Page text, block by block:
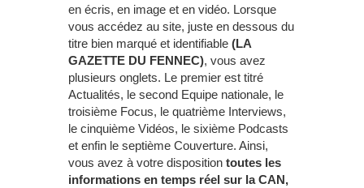
en écris, en image et en vidéo. Lorsque
vous accédez au site, juste en dessous du
titre bien marqué et identifiable (LA
GAZETTE DU FENNEC), vous avez
plusieurs onglets. Le premier est titré
Actualités, le second Equipe nationale, le
troisième Focus, le quatrième Interviews,
le cinquième Vidéos, le sixième Podcasts
et enfin le septième Couverture. Ainsi,
vous avez à votre disposition toutes les
informations en temps réel sur la CAN,